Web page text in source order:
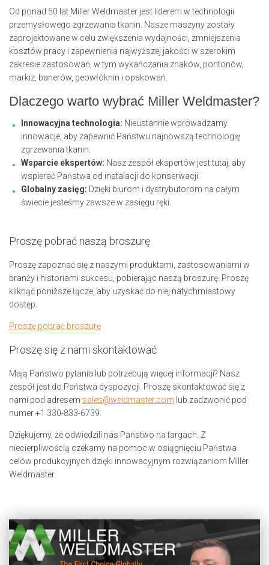
Od ponad 50 lat Miller Weldmaster jest liderem w technologii
przemysłowego zgrzewania tkanin. Nasze maszyny zostały
zaprojektowane w celu zwiększenia wydajności, zmniejszenia
kosztów pracy i zapewnienia najwyższej jakości w szerokim
zakresie zastosowań, w tym wykańczania znaków, pontonów,
markiz, banerów, geowłóknin i opakowań.
Dlaczego warto wybrać Miller Weldmaster?
Innowacyjna technologia: Nieustannie wprowadzamy
innowacje, aby zapewnić Państwu najnowszą technologię
zgrzewania tkanin.
Wsparcie ekspertów: Nasz zespół ekspertów jest tutaj, aby
wspierać Państwa od instalacji do konserwacji.
Globalny zasięg: Dzięki biurom i dystrybutorom na całym
świecie jesteśmy zawsze w zasięgu ręki.
Proszę pobrać naszą broszurę
Proszę zapoznać się z naszymi produktami, zastosowaniami w
branży i historiami sukcesu, pobierając naszą broszurę. Proszę
kliknąć poniższe łącze, aby uzyskać do niej natychmiastowy
dostęp.
Proszę pobrać broszurę
Proszę się z nami skontaktować
Mają Państwo pytania lub potrzebują więcej informacji? Nasz
zespół jest do Państwa dyspozycji. Proszę skontaktować się z
nami pod adresem sales@weldmaster.com lub zadzwonić pod
numer +1 330-833-6739.
Dziękujemy, że odwiedzili nas Państwo na targach. Z
niecierpliwością czekamy na pomoc w osiągnięciu Państwa
celów produkcyjnych dzięki innowacyjnym rozwiązaniom Miller
Weldmaster.